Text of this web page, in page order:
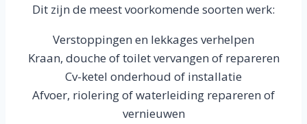
Dit zijn de meest voorkomende soorten werk:
Verstoppingen en lekkages verhelpen
Kraan, douche of toilet vervangen of repareren
Cv-ketel onderhoud of installatie
Afvoer, riolering of waterleiding repareren of
vernieuwen